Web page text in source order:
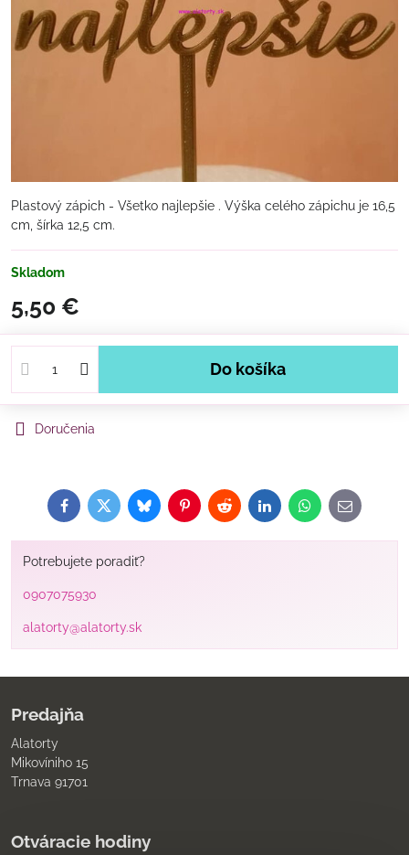
Plastový zápich - Všetko najlepšie . Výška celého zápichu je 16,5
cm, šírka 12,5 cm.
Skladom
5,50 €
Do košíka
Doručenia
FacebookTwitterBlueskyPinterestRedditLinkedInWhatsApp
E-
mail
Potrebujete poradiť?
0907075930
alatorty@alatorty.sk
Predajňa
Alatorty
Mikovíniho 15
Trnava 91701
Otváracie hodiny